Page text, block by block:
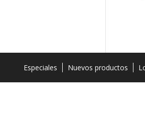
Especiales Nuevos productos